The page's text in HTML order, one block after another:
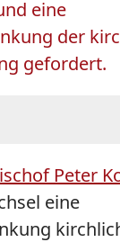
eine
der
gefordert.
Peter
eine